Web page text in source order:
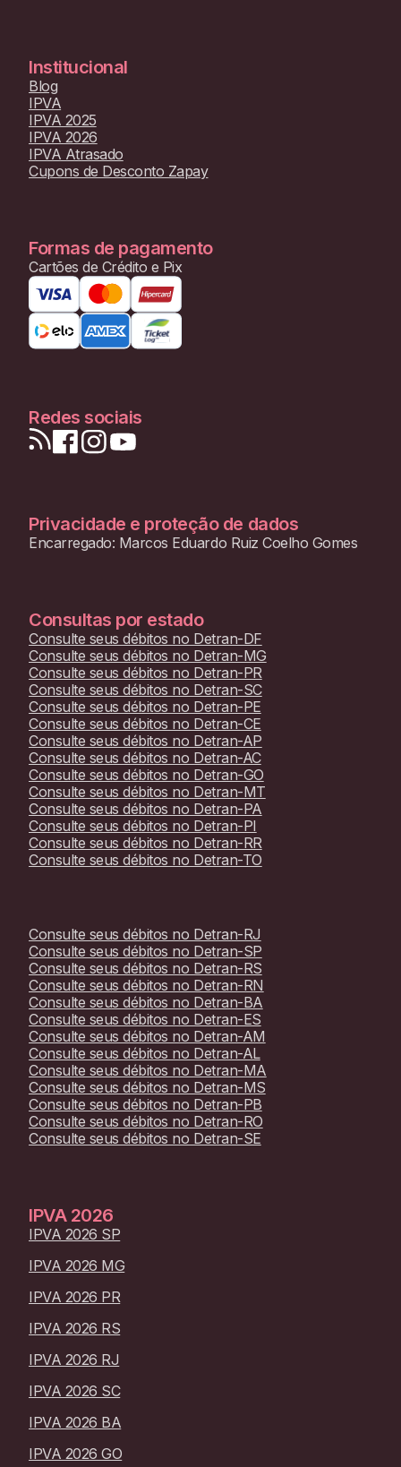
Institucional
Blog
IPVA
IPVA 2025
IPVA 2026
IPVA Atrasado
Cupons de Desconto Zapay
Formas de pagamento
Cartões de Crédito e Pix
Redes sociais
Privacidade e proteção de dados
Encarregado: Marcos Eduardo Ruiz Coelho Gomes
Consultas por estado
Consulte seus débitos no Detran-DF
Consulte seus débitos no Detran-MG
Consulte seus débitos no Detran-PR
Consulte seus débitos no Detran-SC
Consulte seus débitos no Detran-PE
Consulte seus débitos no Detran-CE
Consulte seus débitos no Detran-AP
Consulte seus débitos no Detran-AC
Consulte seus débitos no Detran-GO
Consulte seus débitos no Detran-MT
Consulte seus débitos no Detran-PA
Consulte seus débitos no Detran-PI
Consulte seus débitos no Detran-RR
Consulte seus débitos no Detran-TO
Consulte seus débitos no Detran-RJ
Consulte seus débitos no Detran-SP
Consulte seus débitos no Detran-RS
Consulte seus débitos no Detran-RN
Consulte seus débitos no Detran-BA
Consulte seus débitos no Detran-ES
Consulte seus débitos no Detran-AM
Consulte seus débitos no Detran-AL
Consulte seus débitos no Detran-MA
Consulte seus débitos no Detran-MS
Consulte seus débitos no Detran-PB
Consulte seus débitos no Detran-RO
Consulte seus débitos no Detran-SE
IPVA 2026
IPVA 2026 SP
IPVA 2026 MG
IPVA 2026 PR
IPVA 2026 RS
IPVA 2026 RJ
IPVA 2026 SC
IPVA 2026 BA
IPVA 2026 GO